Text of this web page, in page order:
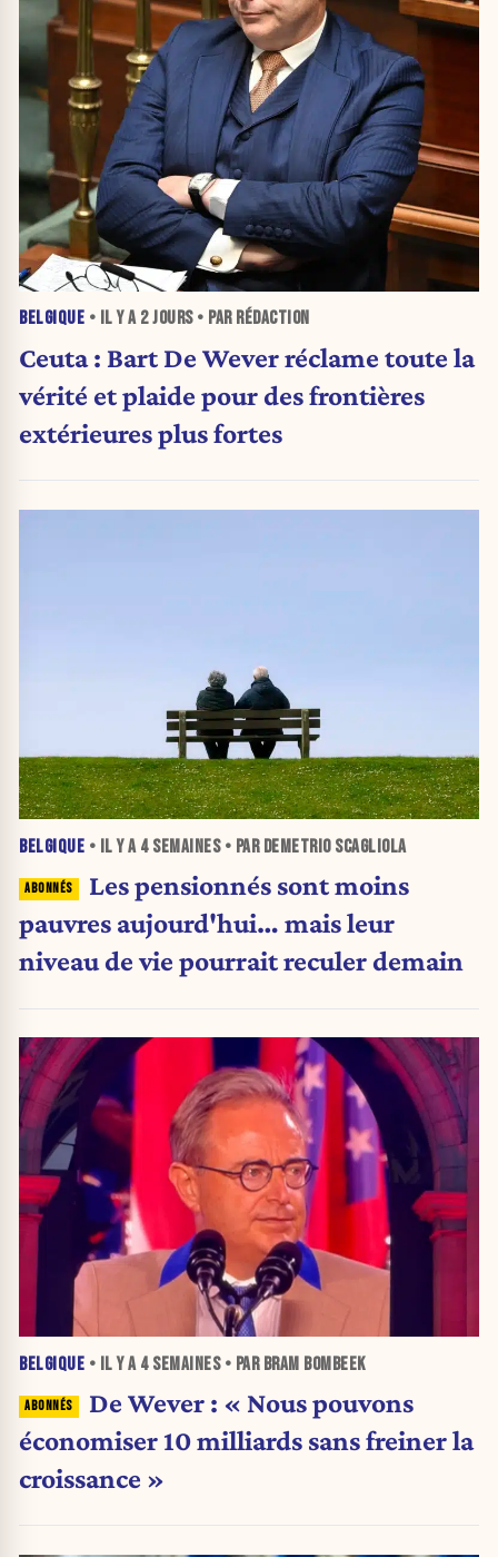
BELGIQUE • IL Y A 2 JOURS• PAR RÉDACTION
Ceuta : Bart De Wever réclame toute la
vérité et plaide pour des frontières
extérieures plus fortes
BELGIQUE • IL Y A 4 SEMAINES• PAR DEMETRIO SCAGLIOLA
Les pensionnés sont moins
pauvres aujourd'hui… mais leur
niveau de vie pourrait reculer demain
BELGIQUE • IL Y A 4 SEMAINES• PAR BRAM BOMBEEK
De Wever : « Nous pouvons
économiser 10 milliards sans freiner la
croissance »